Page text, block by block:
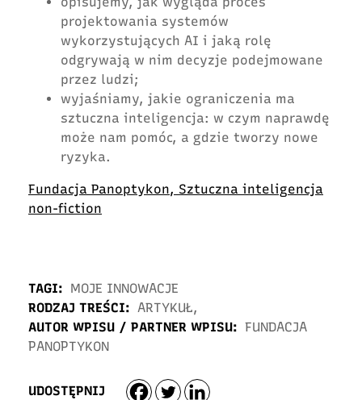
projektowania systemów
wykorzystujących AI i jaką rolę
odgrywają w nim decyzje podejmowane
przez ludzi;
wyjaśniamy, jakie ograniczenia ma
sztuczna inteligencja: w czym naprawdę
może nam pomóc, a gdzie tworzy nowe
ryzyka.
Fundacja Panoptykon, Sztuczna inteligencja
non-fiction
TAGI: MOJE INNOWACJE
RODZAJ TREŚCI: ARTYKUŁ,
AUTOR WPISU / PARTNER WPISU: FUNDACJA
PANOPTYKON
UDOSTĘPNIJ